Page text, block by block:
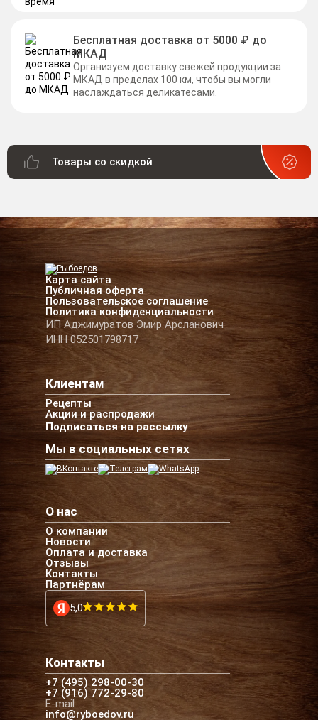
Бесплатная доставка от 5000 ₽ до
МКАД
Организуем доставку свежей продукции за
МКАД в пределах 100 км, чтобы вы могли
наслаждаться деликатесами.
Товары со скидкой
Карта сайта
Публичная оферта
Пользовательское соглашение
Политика конфиденциальности
ИП Аджимуратов Эмир Арсланович
ИНН 052501798717
Клиентам
Рецепты
Акции и распродажи
Подписаться на рассылку
Мы в социальных сетях
О нас
О компании
Новости
Оплата и доставка
Отзывы
Контакты
Партнёрам
5,0
Контакты
+7 (495) 298-00-30
+7 (916) 772-29-80
E-mail
info@ryboedov.ru